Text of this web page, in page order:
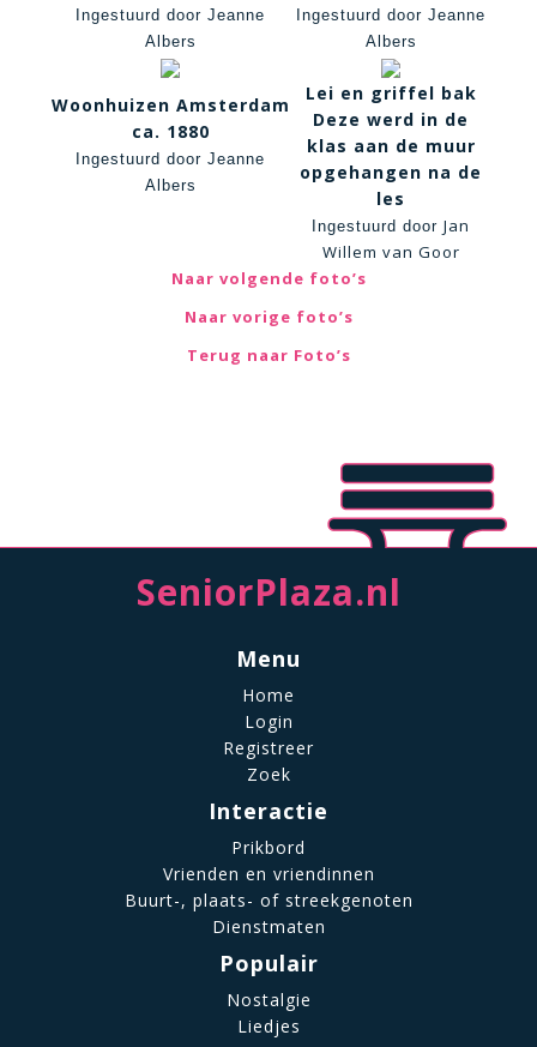
Ingestuurd door Jeanne
Albers
Ingestuurd door Jeanne
Albers
Woonhuizen Amsterdam
ca. 1880
Ingestuurd door Jeanne
Albers
Lei en griffel bak
Deze werd in de
klas aan de muur
opgehangen na de
les
Ingestuurd door Jan
Willem van Goor
Naar volgende foto’s
Naar vorige foto’s
Terug naar Foto’s
SeniorPlaza.nl
Menu
Home
Login
Registreer
Zoek
Interactie
Prikbord
Vrienden en vriendinnen
Buurt-, plaats- of streekgenoten
Dienstmaten
Populair
Nostalgie
Liedjes